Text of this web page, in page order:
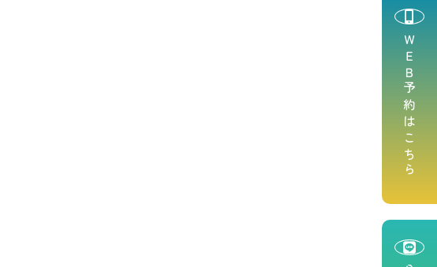
ＷＥＢ予約はこちら